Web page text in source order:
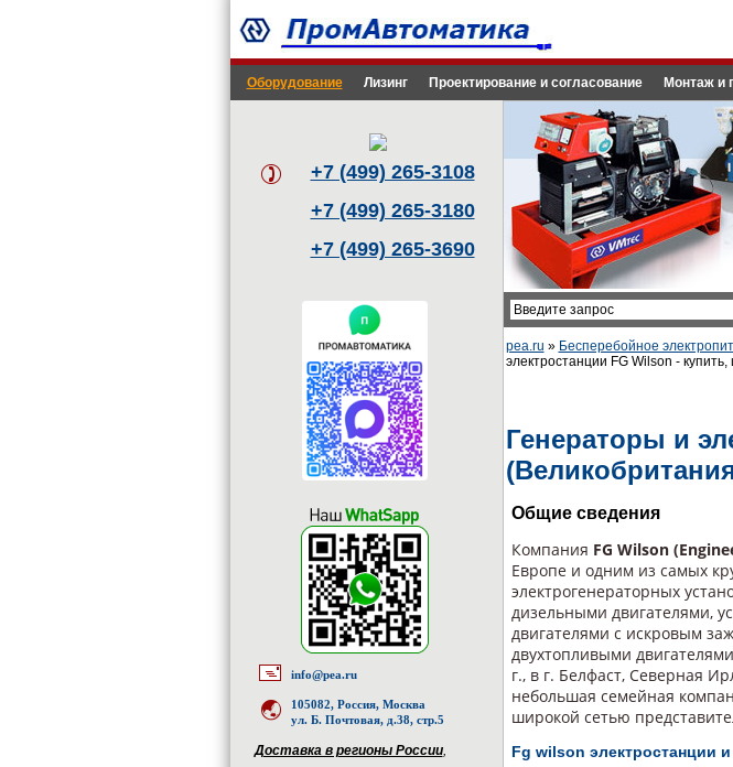
Оборудование Лизинг Проектирование и согласование Монтаж и
+7 (499) 265-3108
+7 (499) 265-3180
+7 (499) 265-3690
info@pea.ru
105082, Россия, Москва
ул. Б. Почтовая, д.38, стр.5
Доставка в регионы России,
pea.ru » Бесперебойное
электростанции FG Wilson -
Генераторы и
Общие сведения
Компания FG Wilson
Европе и одним из самых
электрогенераторных
дизельными двигателями,
двигателями с искровым
двухтопливыми
г., в г. Белфаст, Северная
небольшая семейная
широкой сетью
Fg wilson электростанции